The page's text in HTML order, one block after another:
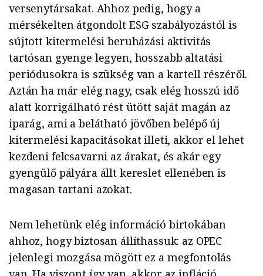
versenytársakat. Ahhoz pedig, hogy a
mérsékelten átgondolt ESG szabályozástól is
sújtott kitermelési beruházási aktivitás
tartósan gyenge legyen, hosszabb altatási
periódusokra is szükség van a kartell részéről.
Aztán ha már elég nagy, csak elég hosszú idő
alatt korrigálható rést ütött saját magán az
iparág, ami a belátható jövőben belépő új
kitermelési kapacitásokat illeti, akkor el lehet
kezdeni felcsavarni az árakat, és akár egy
gyengülő pályára állt kereslet ellenében is
magasan tartani azokat.
Nem lehetünk elég információ birtokában
ahhoz, hogy biztosan állíthassuk: az OPEC
jelenlegi mozgása mögött ez a megfontolás